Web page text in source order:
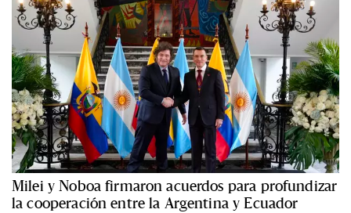
Milei y Noboa firmaron acuerdos para profundizar
la cooperación entre la Argentina y Ecuador